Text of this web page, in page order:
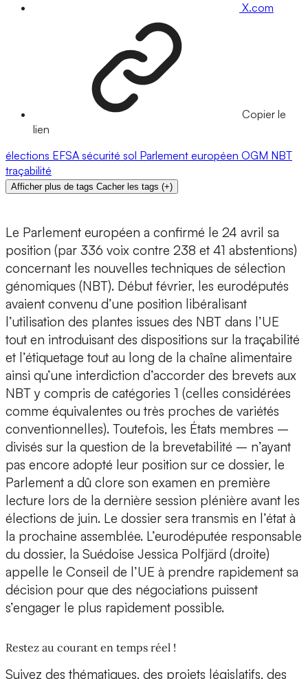
X.com
Copier le
lien
élections EFSA sécurité sol Parlement européen OGM NBT
traçabilité
Afficher plus de tags Cacher les tags (+)
Le Parlement européen a confirmé le 24 avril sa
position (par 336 voix contre 238 et 41 abstentions)
concernant les nouvelles techniques de sélection
génomiques (NBT). Début février, les eurodéputés
avaient convenu d’une position libéralisant
l’utilisation des plantes issues des NBT dans l’UE
tout en introduisant des dispositions sur la traçabilité
et l’étiquetage tout au long de la chaîne alimentaire
ainsi qu’une interdiction d’accorder des brevets aux
NBT y compris de catégories 1 (celles considérées
comme équivalentes ou très proches de variétés
conventionnelles). Toutefois, les États membres –
divisés sur la question de la brevetabilité – n’ayant
pas encore adopté leur position sur ce dossier, le
Parlement a dû clore son examen en première
lecture lors de la dernière session plénière avant les
élections de juin. Le dossier sera transmis en l’état à
la prochaine assemblée. L’eurodéputée responsable
du dossier, la Suédoise Jessica Polfjärd (droite)
appelle le Conseil de l’UE à prendre rapidement sa
décision pour que des négociations puissent
s’engager le plus rapidement possible.
Restez au courant en temps réel !
Suivez des thématiques, des projets législatifs, des